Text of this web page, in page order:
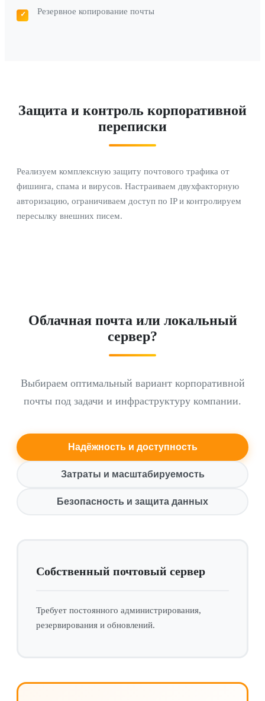
Резервное копирование почты
Защита и контроль корпоративной
переписки
Реализуем комплексную защиту почтового трафика от
фишинга, спама и вирусов. Настраиваем двухфакторную
авторизацию, ограничиваем доступ по IP и контролируем
пересылку внешних писем.
Облачная почта или локальный
сервер?
Выбираем оптимальный вариант корпоративной
почты под задачи и инфраструктуру компании.
Надёжность и доступность
Затраты и масштабируемость
Безопасность и защита данных
Собственный почтовый сервер
Требует постоянного администрирования,
резервирования и обновлений.